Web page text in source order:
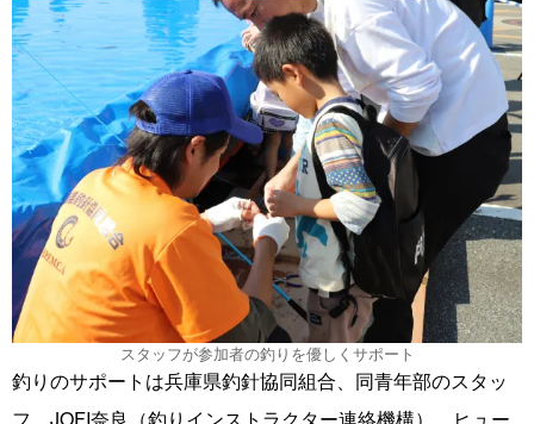
スタッフが参加者の釣りを優しくサポート
釣りのサポートは兵庫県釣針協同組合、同青年部のスタッ
フ、JOFI奈良（釣りインストラクター連絡機構）、ヒュー